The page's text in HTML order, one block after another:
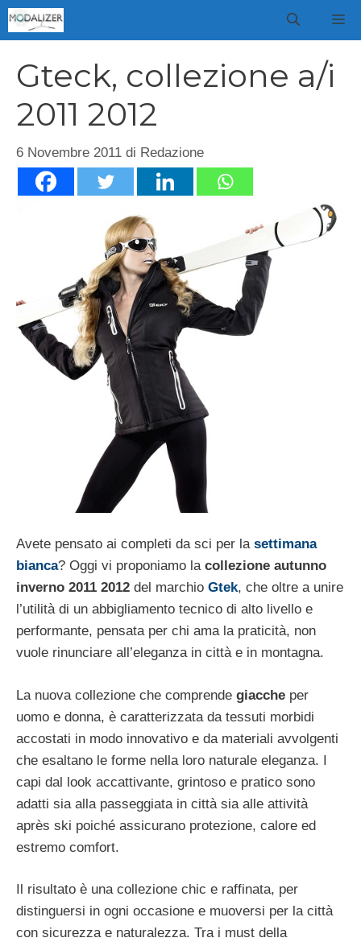
Vai
al
Gteck, collezione a/i
2011 2012
6 Novembre 2011 di Redazione
Avete pensato ai completi da sci per la settimana
bianca? Oggi vi proponiamo la collezione autunno
inverno 2011 2012 del marchio Gtek, che oltre a unire
l’utilità di un abbigliamento tecnico di alto livello e
performante, pensata per chi ama la praticità, non
vuole rinunciare all’eleganza in città e in montagna.
La nuova collezione che comprende giacche per
uomo e donna, è caratterizzata da tessuti morbidi
accostati in modo innovativo e da materiali avvolgenti
che esaltano le forme nella loro naturale eleganza. I
capi dal look accattivante, grintoso e pratico sono
adatti sia alla passeggiata in città sia alle attività
après ski poiché assicurano protezione, calore ed
estremo comfort.
Il risultato è una collezione chic e raffinata, per
distinguersi in ogni occasione e muoversi per la città
con sicurezza e naturalezza. Tra i must della